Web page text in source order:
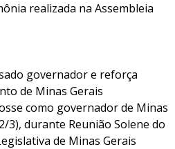
realizada na Assembleia
governador e reforça
de Minas Gerais
como governador de Minas
3), durante Reunião Solene do
de Minas Gerais